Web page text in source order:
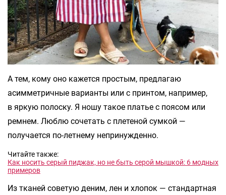
А тем, кому оно кажется простым, предлагаю
асимметричные варианты или с принтом, например,
в яркую полоску. Я ношу такое платье с поясом или
ремнем. Люблю сочетать с плетеной сумкой —
получается по-летнему непринужденно.
Читайте также:
Как носить серый пиджак, но не быть серой мышкой: 6 модных
примеров
Из тканей советую деним, лен и хлопок — стандартная